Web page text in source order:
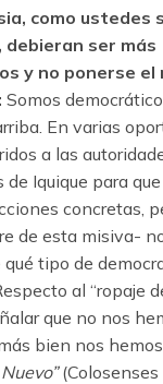
como ustedes
debieran ser más
y no ponerse el
Somos
En varias
a las
de Iquique para
concretas,
de esta misiva-
qué tipo de
al “ropaje
que no nos
bien nos hemos
(Colosenses